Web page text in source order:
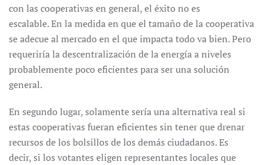
con las cooperativas en general, el éxito no es
escalable. En la medida en que el tamaño de la cooperativa
se adecue al mercado en el que impacta todo va bien. Pero
requeriría la descentralización de la energía a niveles
probablemente poco eficientes para ser una solución
general.
En segundo lugar, solamente sería una alternativa real si
estas cooperativas fueran eficientes sin tener que drenar
recursos de los bolsillos de los demás ciudadanos. Es
decir, si los votantes eligen representantes locales que